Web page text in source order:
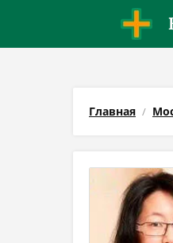
Главная